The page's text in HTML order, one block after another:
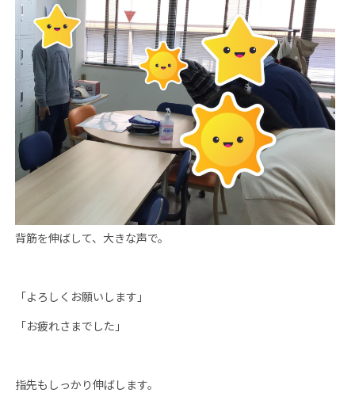
背筋を伸ばして、大きな声で。
「よろしくお願いします」
「お疲れさまでした」
指先もしっかり伸ばします。